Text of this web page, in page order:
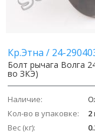
Кр.Этна / 24-
Болт рычага Волга
во ЗКЭ)
Наличие:
Кол-во в упаковке:
2
Вес (кг):